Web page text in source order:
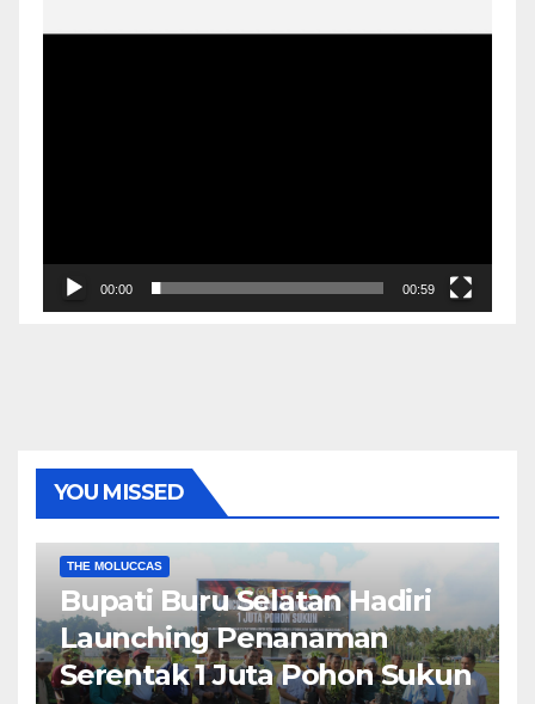
00:00 00:59
YOU MISSED
THE MOLUCCAS
Bupati Buru Selatan Hadiri
Launching Penanaman
Serentak 1 Juta Pohon Sukun